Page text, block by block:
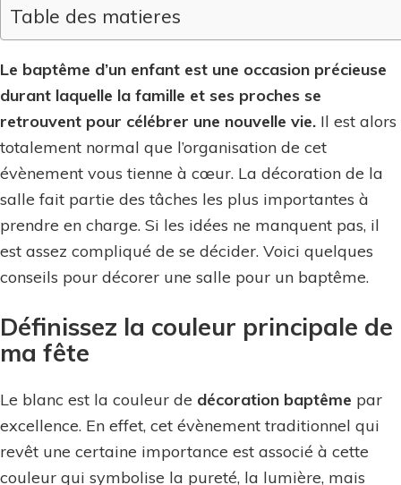
pour
bapteme
Table des matieres
Le baptême d’un enfant est une occasion précieuse
durant laquelle la famille et ses proches se
retrouvent pour célébrer une nouvelle vie. Il est alors
totalement normal que l’organisation de cet
évènement vous tienne à cœur. La décoration de la
salle fait partie des tâches les plus importantes à
prendre en charge. Si les idées ne manquent pas, il
est assez compliqué de se décider. Voici quelques
conseils pour décorer une salle pour un baptême.
Définissez la couleur principale de
ma fête
Le blanc est la couleur de décoration baptême par
excellence. En effet, cet évènement traditionnel qui
revêt une certaine importance est associé à cette
couleur qui symbolise la pureté, la lumière, mais